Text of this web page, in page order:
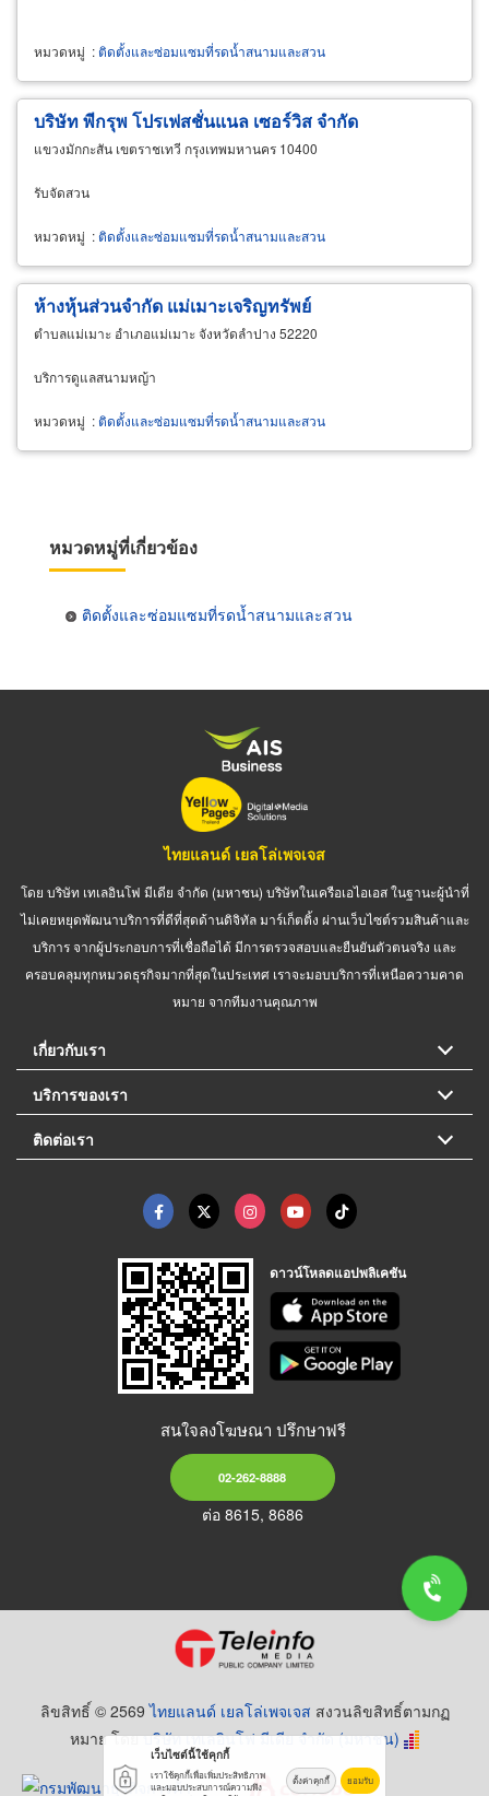
หมวดหมู่ :ติดตั้งและซ่อมแซมที่รดน้ำสนามและสวน
บริษัท พีกรุพ โปรเฟสชั่นแนล เซอร์วิส จำกัด
แขวงมักกะสัน เขตราชเทวี กรุงเทพมหานคร 10400
รับจัดสวน
หมวดหมู่ :ติดตั้งและซ่อมแซมที่รดน้ำสนามและสวน
ห้างหุ้นส่วนจำกัด แม่เมาะเจริญทรัพย์
ตำบลแม่เมาะ อำเภอแม่เมาะ จังหวัดลำปาง 52220
บริการดูแลสนามหญ้า
หมวดหมู่ :ติดตั้งและซ่อมแซมที่รดน้ำสนามและสวน
หมวดหมู่ที่เกี่ยวข้อง
ติดตั้งและซ่อมแซมที่รดน้ำสนามและสวน
ไทยแลนด์ เยลโล่เพจเจส
โดย บริษัท เทเลอินโฟ มีเดีย จำกัด (มหาชน) บริษัทในเครือเอไอเอส ในฐานะผู้นำที่
ไม่เคยหยุดพัฒนาบริการที่ดีที่สุดด้านดิจิทัล มาร์เก็ตติ้ง ผ่านเว็บไซต์รวมสินค้าและ
บริการ จากผู้ประกอบการที่เชื่อถือได้ มีการตรวจสอบและยืนยันตัวตนจริง และ
ครอบคลุมทุกหมวดธุรกิจมากที่สุดในประเทศ เราจะมอบบริการที่เหนือความคาด
หมาย จากทีมงานคุณภาพ
เกี่ยวกับเรา
บริการของเรา
ติดต่อเรา
ดาวน์โหลดแอปพลิเคชัน
สนใจลงโฆษณา ปรึกษาฟรี
02-262-8888
ต่อ 8615, 8686
ลิขสิทธิ์ © 2569ไทยแลนด์ เยลโล่เพจเจส สงวนลิขสิทธิ์ตามกฏ
หมาย โดยบริษัท เทเลอินโฟ มีเดีย จำกัด (มหาชน)
เว็บไซต์นี้ใช้คุกกี้
เราใช้คุกกี้เพื่อเพิ่มประสิทธิภาพ
และมอบประสบการณ์ความพึง
ตั้งค่าคุกกี้ ยอมรับ